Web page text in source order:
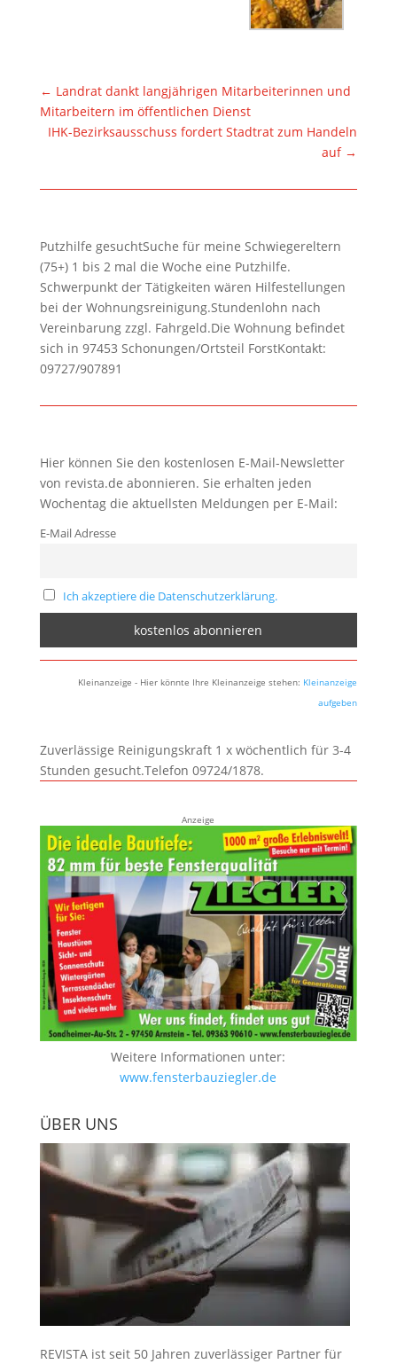
← Landrat dankt langjährigen Mitarbeiterinnen und
Mitarbeitern im öffentlichen Dienst
IHK-Bezirksausschuss fordert Stadtrat zum Handeln
auf→
Putzhilfe gesuchtSuche für meine Schwiegereltern
(75+) 1 bis 2 mal die Woche eine Putzhilfe.
Schwerpunkt der Tätigkeiten wären Hilfestellungen
bei der Wohnungsreinigung.Stundenlohn nach
Vereinbarung zzgl. Fahrgeld.Die Wohnung befindet
sich in 97453 Schonungen/Ortsteil ForstKontakt:
09727/907891
Hier können Sie den kostenlosen E-Mail-Newsletter
von revista.de abonnieren. Sie erhalten jeden
Wochentag die aktuellsten Meldungen per E-Mail:
E-Mail Adresse
Ich akzeptiere die Datenschutzerklärung.
Kleinanzeige - Hier könnte Ihre Kleinanzeige stehen: Kleinanzeige
aufgeben
Zuverlässige Reinigungskraft 1 x wöchentlich für 3-4
Stunden gesucht.Telefon 09724/1878.
Anzeige
Weitere Informationen unter:
www.fensterbauziegler.de
ÜBER UNS
REVISTA ist seit 50 Jahren zuverlässiger Partner für